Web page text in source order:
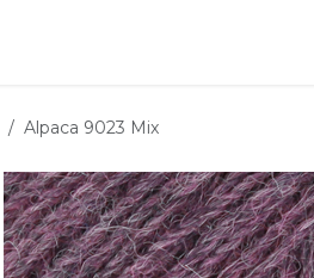
Alpaca 9023 Mix